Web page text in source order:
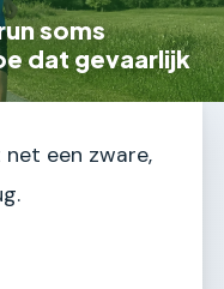
soms
dat gevaarlijk
een zware,